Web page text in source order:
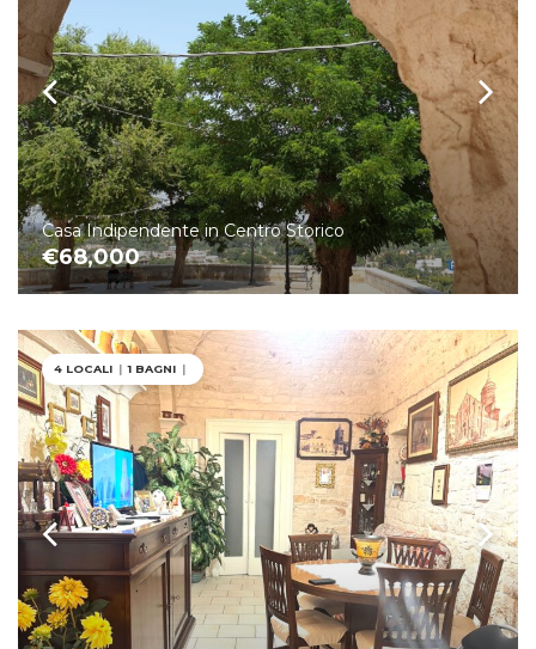
Casa Indipendente in Centro Storico
€68,000
4 LOCALI | 1 BAGNI |